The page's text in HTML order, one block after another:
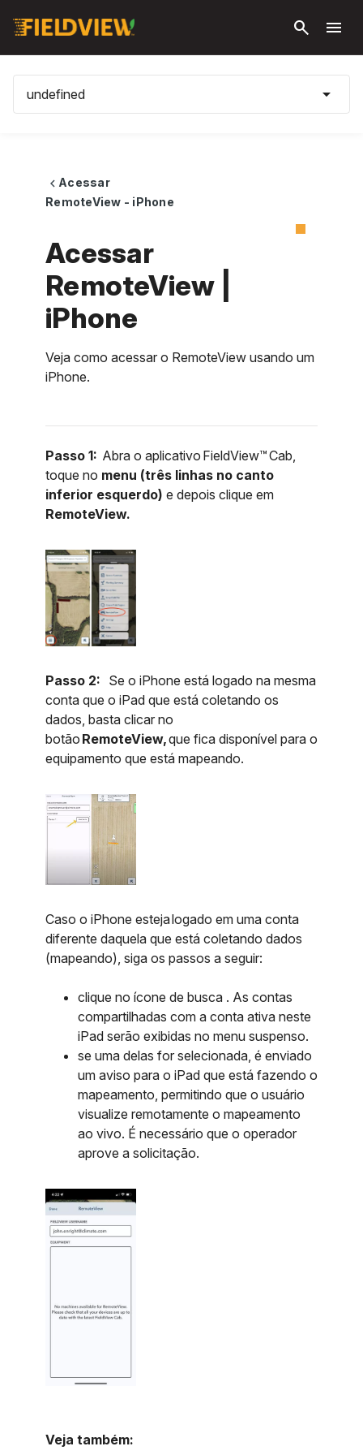
principal
search menu
undefined arrow_drop_down
chevron_leftAcessar
RemoteView - iPhone
Acessar
RemoteView |
iPhone
Veja como acessar o RemoteView usando um
iPhone.
Passo 1: Abra o aplicativo FieldView™ Cab,
toque no menu (três linhas no canto
inferior esquerdo) e depois clique em
RemoteView.
Passo 2: Se o iPhone está logado na mesma
conta que o iPad que está coletando os
dados, basta clicar no
botão RemoteView,que fica disponível para o
equipamento que está mapeando.
Caso o iPhone esteja logado em uma conta
diferente daquela que está coletando dados
(mapeando), siga os passos a seguir:
clique no ícone de busca . As contas
compartilhadas com a conta ativa neste
iPad serão exibidas no menu suspenso.
se uma delas for selecionada, é enviado
um aviso para o iPad que está fazendo o
mapeamento, permitindo que o usuário
visualize remotamente o mapeamento
ao vivo. É necessário que o operador
aprove a solicitação.
Veja também: